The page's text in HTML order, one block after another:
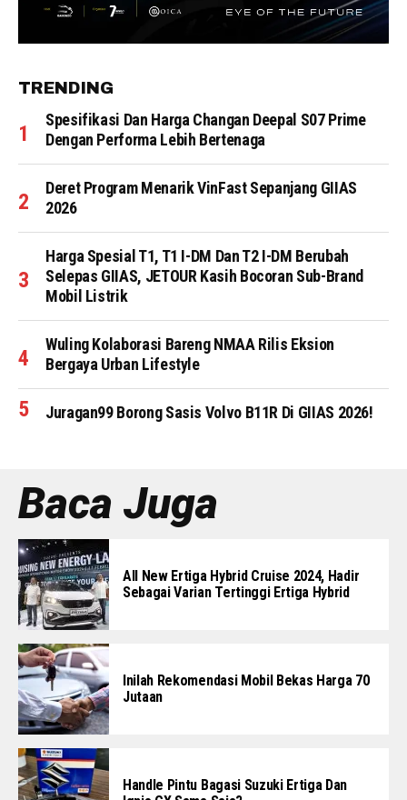
TRENDING
Spesifikasi Dan Harga Changan Deepal S07 Prime
Dengan Performa Lebih Bertenaga
Deret Program Menarik VinFast Sepanjang GIIAS
2026
Harga Spesial T1, T1 I-DM Dan T2 I-DM Berubah
Selepas GIIAS, JETOUR Kasih Bocoran Sub-Brand
Mobil Listrik
Wuling Kolaborasi Bareng NMAA Rilis Eksion
Bergaya Urban Lifestyle
Juragan99 Borong Sasis Volvo B11R Di GIIAS 2026!
Baca Juga
All New Ertiga Hybrid Cruise 2024, Hadir
Sebagai Varian Tertinggi Ertiga Hybrid
Inilah Rekomendasi Mobil Bekas Harga 70
Jutaan
Handle Pintu Bagasi Suzuki Ertiga Dan